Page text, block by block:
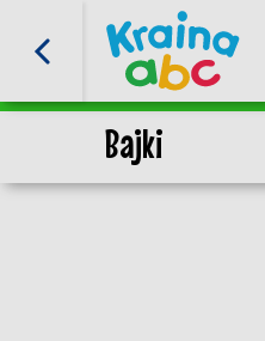
Bajki